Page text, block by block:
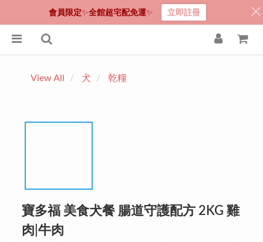
View All 犬 乾糧
寶多福 美食犬餐 腸道守護配方 2KG 雞
肉|牛肉
會員限定✨全館超宅配免運✨ 立即註冊